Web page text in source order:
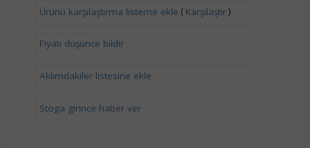
Ürünü karşılaştırma listeme ekle ( Karşılaştır)
Fiyatı düşünce bildir
Aklımdakiler listesine ekle
Stoga girince haber ver